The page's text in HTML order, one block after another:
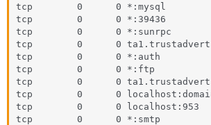
tcp        0      0 *:mysql
tcp        0      0 *:39436
tcp        0      0 *:sunrpc
tcp        0      0
tcp        0      0 *:auth
tcp        0      0 *:ftp
tcp        0      0
tcp        0      0
tcp        0      0 localhost:953
tcp        0      0 *:smtp